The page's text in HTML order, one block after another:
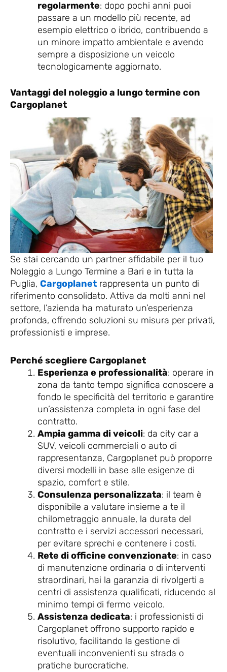
regolarmente: dopo pochi anni puoi
passare a un modello più recente, ad
esempio elettrico o ibrido, contribuendo a
un minore impatto ambientale e avendo
sempre a disposizione un veicolo
tecnologicamente aggiornato.
Vantaggi del noleggio a lungo termine con
Cargoplanet
Se stai cercando un partner affidabile per il tuo
Noleggio a Lungo Termine a Bari e in tutta la
Puglia, Cargoplanet rappresenta un punto di
riferimento consolidato. Attiva da molti anni nel
settore, l’azienda ha maturato un’esperienza
profonda, offrendo soluzioni su misura per privati,
professionisti e imprese.
Perché scegliere Cargoplanet
Esperienza e professionalità: operare in
zona da tanto tempo significa conoscere a
fondo le specificità del territorio e garantire
un’assistenza completa in ogni fase del
contratto.
Ampia gamma di veicoli: da city car a
SUV, veicoli commerciali o auto di
rappresentanza, Cargoplanet può proporre
diversi modelli in base alle esigenze di
spazio, comfort e stile.
Consulenza personalizzata: il team è
disponibile a valutare insieme a te il
chilometraggio annuale, la durata del
contratto e i servizi accessori necessari,
per evitare sprechi e contenere i costi.
Rete di officine convenzionate: in caso
di manutenzione ordinaria o di interventi
straordinari, hai la garanzia di rivolgerti a
centri di assistenza qualificati, riducendo al
minimo tempi di fermo veicolo.
Assistenza dedicata: i professionisti di
Cargoplanet offrono supporto rapido e
risolutivo, facilitando la gestione di
eventuali inconvenienti su strada o
pratiche burocratiche.